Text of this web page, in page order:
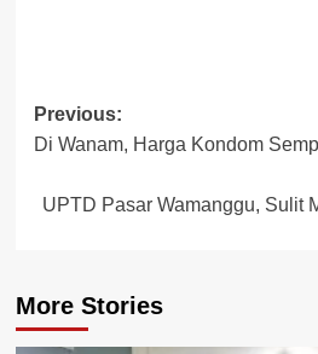
Post
navigation
Previous:
Di Wanam, Harga Kondom
UPTD Pasar Wamanggu, Sulit
More Stories